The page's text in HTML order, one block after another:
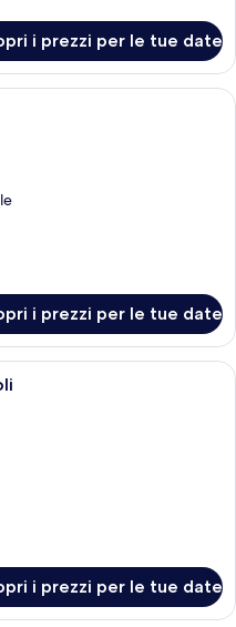
i prezzi per le tue date
d'albergo con due letti, una
i prezzi per le tue date
d'albergo con due letti, una
i prezzi per le tue date